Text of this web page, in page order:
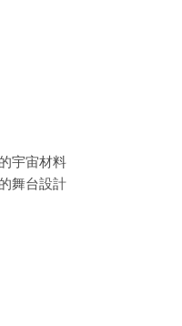
宇宙材料
舞台設計